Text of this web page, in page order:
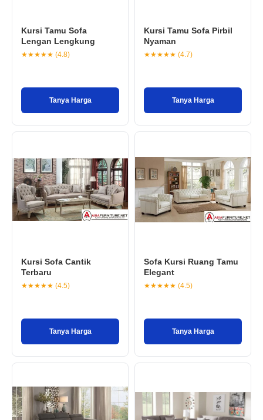
Kursi Tamu Sofa
Lengan Lengkung
★★★★★ (4.8)
Tanya Harga
Kursi Tamu Sofa Pirbil
Nyaman
★★★★★ (4.7)
Tanya Harga
Kursi Sofa Cantik
Terbaru
★★★★★ (4.5)
Tanya Harga
Sofa Kursi Ruang Tamu
Elegant
★★★★★ (4.5)
Tanya Harga